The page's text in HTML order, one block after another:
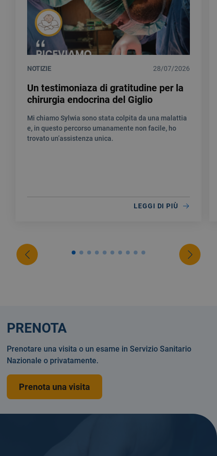
NOTIZIE 28/07/2026
Un testimoniaza di gratitudine per la
chirurgia endocrina del Giglio
Mi chiamo Sylwia sono stata colpita da una malattia
e, in questo percorso umanamente non facile, ho
trovato un’assistenza unica.
LEGGI DI PIÙ
PRENOTA
Prenotare una visita o un esame in Servizio Sanitario
Nazionale o privatamente.
Prenota una visita